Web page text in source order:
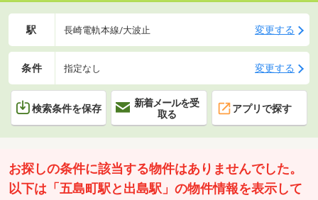
駅 長崎電軌本線/大波止 変更する
条件 指定なし 変更する
検索条件を保存
新着メールを受
取る
アプリで探す
お探しの条件に該当する物件はありませんでした。
以下は「五島町駅と出島駅」の物件情報を表示して